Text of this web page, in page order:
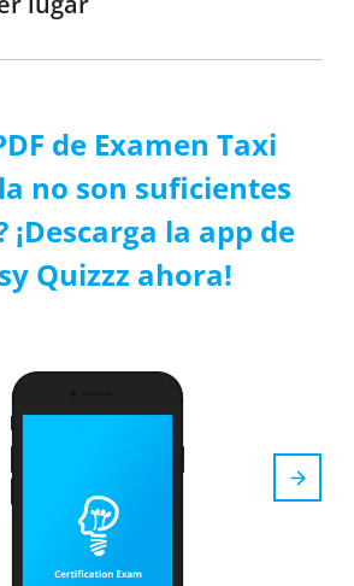
de Examen Taxi
no son suficientes
¡Descarga la app de
Quizzz ahora!